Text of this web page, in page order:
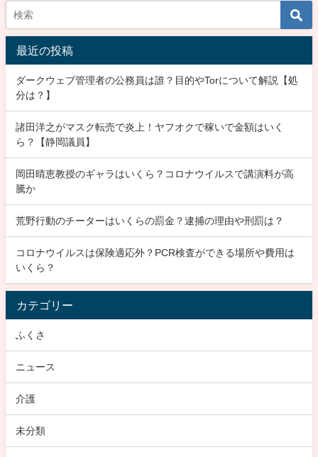
最近の投稿
ダークウェブ管理者の公務員は誰？目的やTorについて解説【処
分は？】
諸田洋之がマスク転売で炎上！ヤフオクで稼いで金額はいく
ら？【静岡議員】
岡田晴恵教授のギャラはいくら？コロナウイルスで講演料が高
騰か
荒野行動のチーターはいくらの罰金？逮捕の理由や刑罰は？
コロナウイルスは保険適応外？PCR検査ができる場所や費用は
いくら？
カテゴリー
ふくさ
ニュース
介護
未分類